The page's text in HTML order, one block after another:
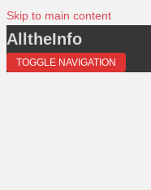
Skip to main content
AlltheInfo
TOGGLE NAVIGATION